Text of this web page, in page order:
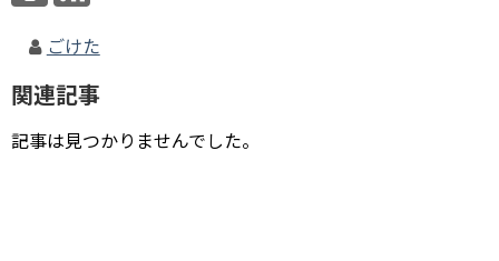
ごけた
関連記事
記事は見つかりませんでした。